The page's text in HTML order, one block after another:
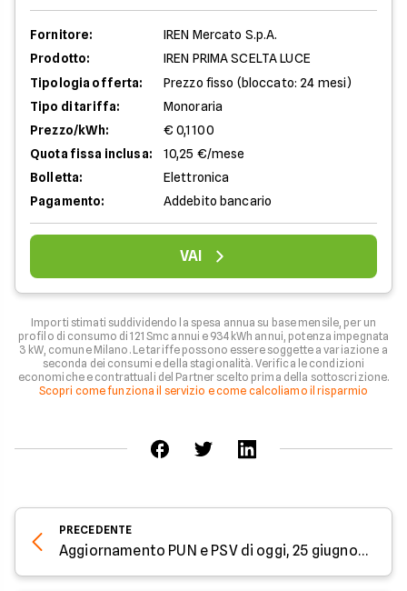
Fornitore:
IREN Mercato S.p.A.
Prodotto:
IREN PRIMA SCELTA LUCE
Tipologia offerta:
Prezzo fisso (bloccato: 24 mesi)
Tipo di tariffa:
Monoraria
Prezzo/kWh:
€ 0,1100
Quota fissa inclusa:
10,25 €/mese
Bolletta:
Elettronica
Pagamento:
Addebito bancario
VAI
Importi stimati suddividendo la spesa annua su base mensile, per un
profilo di consumo di 121 Smc annui e 934 kWh annui, potenza impegnata
3 kW, comune Milano. Le tariffe possono essere soggette a variazione a
seconda dei consumi e della stagionalità. Verifica le condizioni
economiche e contrattuali del Partner scelto prima della sottoscrizione.
Scopri come funziona il servizio e come calcoliamo il risparmio
PRECEDENTE
Aggiornamento PUN e PSV di oggi, 25 giugno: prezzi in calo